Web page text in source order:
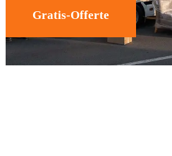
Gratis-Offerte